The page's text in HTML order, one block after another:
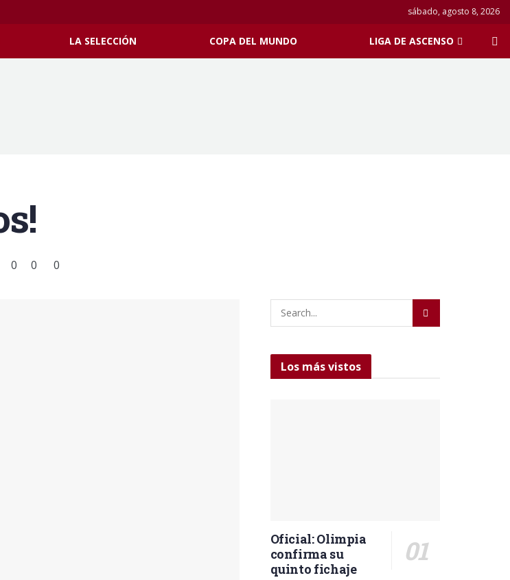
sábado, agosto 8, 2026
LA SELECCIÓN COPA DEL MUNDO LIGA DE ASCENSO
0 0 0
Los más vistos
Oficial: Olimpia
confirma su
quinto fichaje